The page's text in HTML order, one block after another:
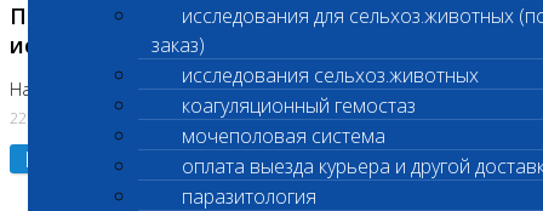
исследования для сельхоз.животных
заказ)
исследования сельхоз.животных
коагуляционный гемостаз
мочеполовая система
оплата выезда курьера и другой
паразитология
Приостановлено выполнение биохимических
исследований
На Нагорной. Код ( 123,310,309)
22.07.2026
Подробнее